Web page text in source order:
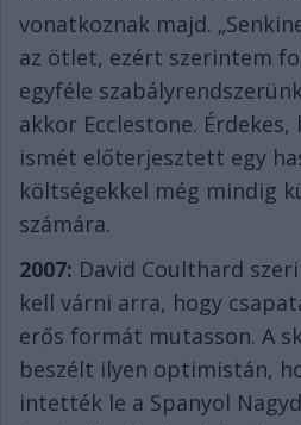
vonatkoznak majd.
az ötlet, ezért szerintem
egyféle
akkor Ecclestone.
ismét előterjesztett egy
költségekkel még mindig
számára.
2007: David Coulthard
kell várni arra, hogy
erős formát mutasson. A
beszélt ilyen optimistán,
intették le a Spanyol